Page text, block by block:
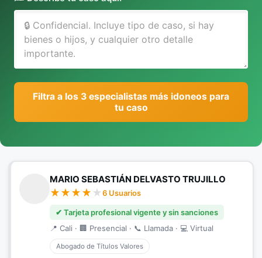
Filtra a los 3 especialistas más idoneos para
tu caso
MARIO SEBASTIÁN DELVASTO TRUJILLO
6 Usuarios
✔ Tarjeta profesional vigente y sin sanciones
📍 Cali · 🏢 Presencial · 📞 Llamada · 💻 Virtual
Abogado de Títulos Valores